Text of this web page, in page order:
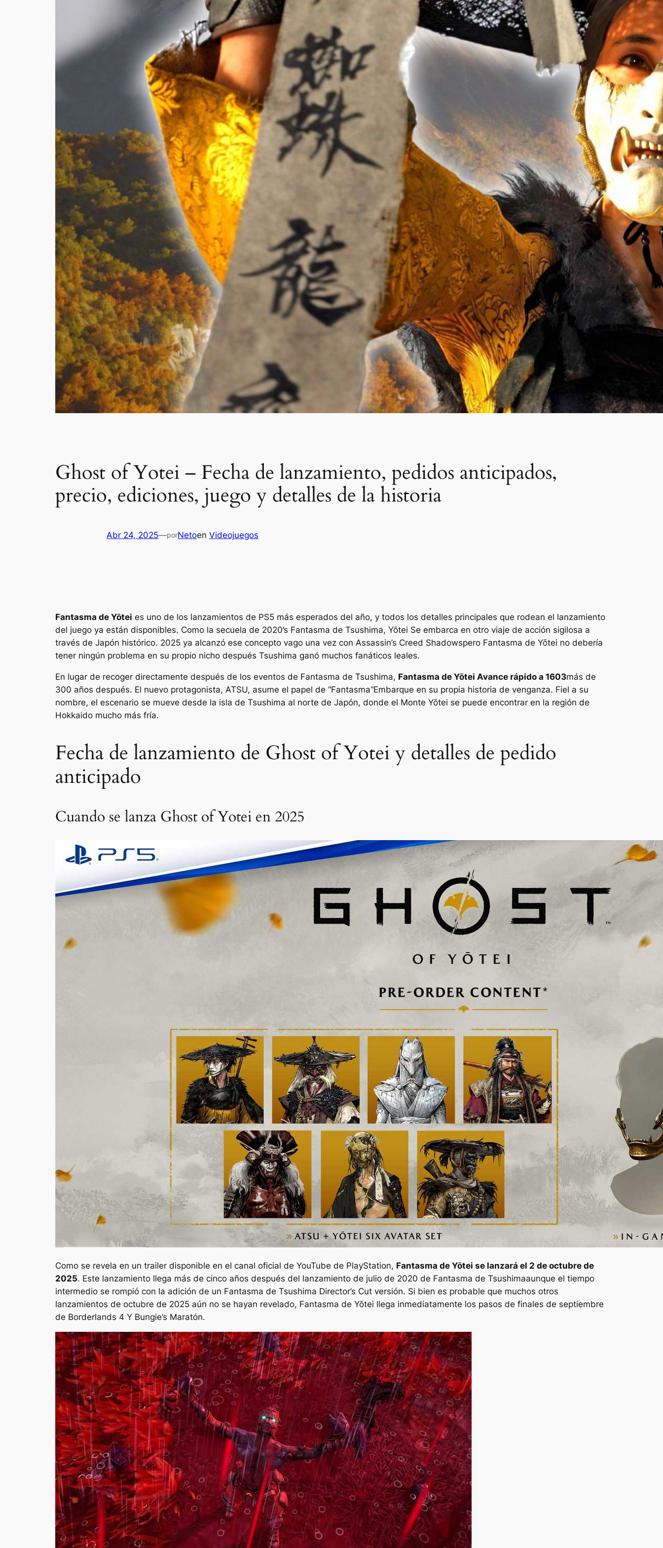
Ghost of Yotei – Fecha de lanzamiento, pedidos anticipados,
precio, ediciones, juego y detalles de la historia
Abr 24, 2025—porNetoen Videojuegos
Fantasma de Yōtei es uno de los lanzamientos de PS5 más esperados del año, y todos los detalles principales que rodean el lanzamiento
del juego ya están disponibles. Como la secuela de 2020’s Fantasma de Tsushima, Yōtei Se embarca en otro viaje de acción sigilosa a
través de Japón histórico. 2025 ya alcanzó ese concepto vago una vez con Assassin’s Creed Shadowspero Fantasma de Yōtei no debería
tener ningún problema en su propio nicho después Tsushima ganó muchos fanáticos leales.
En lugar de recoger directamente después de los eventos de Fantasma de Tsushima, Fantasma de Yōtei Avance rápido a 1603más de
300 años después. El nuevo protagonista, ATSU, asume el papel de “Fantasma“Embarque en su propia historia de venganza. Fiel a su
nombre, el escenario se mueve desde la isla de Tsushima al norte de Japón, donde el Monte Yōtei se puede encontrar en la región de
Hokkaido mucho más fría.
Fecha de lanzamiento de Ghost of Yotei y detalles de pedido
anticipado
Cuando se lanza Ghost of Yotei en 2025
Como se revela en un trailer disponible en el canal oficial de YouTube de PlayStation, Fantasma de Yōtei se lanzará el 2 de octubre de
2025. Este lanzamiento llega más de cinco años después del lanzamiento de julio de 2020 de Fantasma de Tsushimaaunque el tiempo
intermedio se rompió con la adición de un Fantasma de Tsushima Director’s Cut versión. Si bien es probable que muchos otros
lanzamientos de octubre de 2025 aún no se hayan revelado, Fantasma de Yōtei llega inmediatamente los pasos de finales de septiembre
de Borderlands 4 Y Bungie’s Maratón.